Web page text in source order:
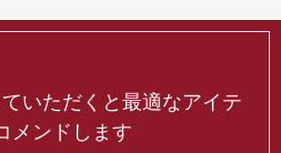
いただくと最適なアイテ
メンドします